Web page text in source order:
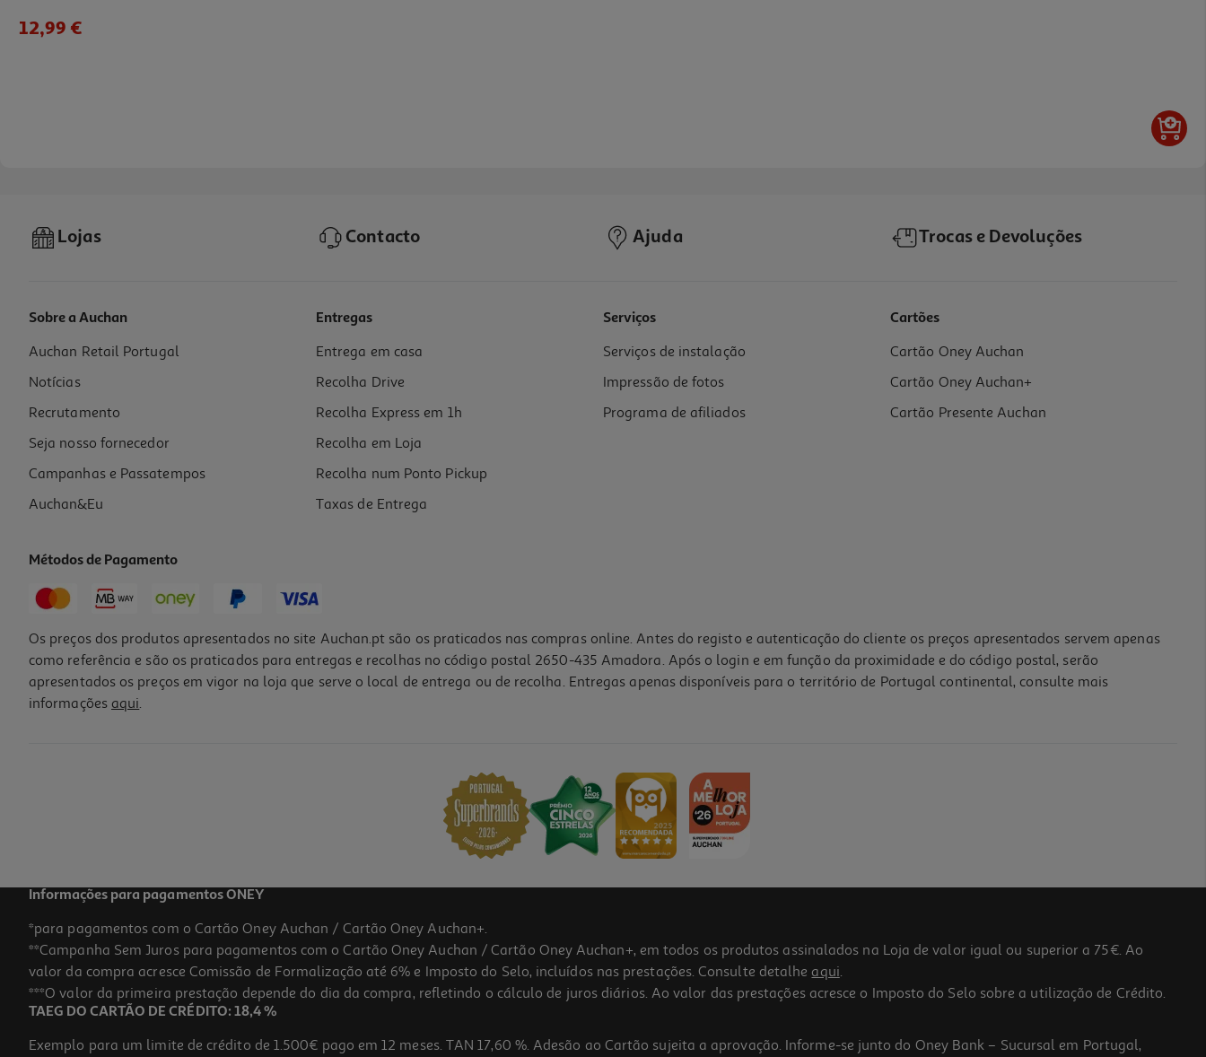
12,99 €
Toalhete Actuel Algodão 650g Verde 30x50cm
2.19 €/un
2,19 €
Lojas Contacto Ajuda Trocas e Devoluções
Sobre a Auchan
Auchan Retail Portugal
Notícias
Recrutamento
Seja nosso fornecedor
Campanhas e Passatempos
Auchan&Eu
Entregas
Entrega em casa
Recolha Drive
Recolha Express em 1h
Recolha em Loja
Recolha num Ponto Pickup
Taxas de Entrega
Serviços
Serviços de instalação
Impressão de fotos
Programa de afiliados
Cartões
Cartão Oney Auchan
Cartão Oney Auchan+
Cartão Presente Auchan
Métodos de Pagamento
Os preços dos produtos apresentados no site Auchan.pt são os praticados nas compras online. Antes do registo e autenticação do cliente os preços apresentados servem apenas
como referência e são os praticados para entregas e recolhas no código postal 2650-435 Amadora. Após o login e em função da proximidade e do código postal, serão
apresentados os preços em vigor na loja que serve o local de entrega ou de recolha. Entregas apenas disponíveis para o território de Portugal continental, consulte mais
informações aqui.
Informações para pagamentos ONEY
*para pagamentos com o Cartão Oney Auchan / Cartão Oney Auchan+.
**Campanha Sem Juros para pagamentos com o Cartão Oney Auchan / Cartão Oney Auchan+, em todos os produtos assinalados na Loja de valor igual ou superior a 75€. Ao
valor da compra acresce Comissão de Formalização até 6% e Imposto do Selo, incluídos nas prestações. Consulte detalhe aqui.
***O valor da primeira prestação depende do dia da compra, refletindo o cálculo de juros diários. Ao valor das prestações acresce o Imposto do Selo sobre a utilização de Crédito.
TAEG DO CARTÃO DE CRÉDITO: 18,4 %
Exemplo para um limite de crédito de 1.500€ pago em 12 meses. TAN 17,60 %. Adesão ao Cartão sujeita a aprovação. Informe-se junto do Oney Bank – Sucursal em Portugal,